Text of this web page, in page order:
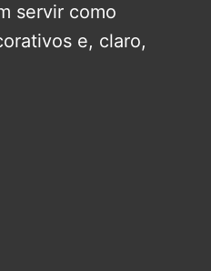
servir como
e, claro,